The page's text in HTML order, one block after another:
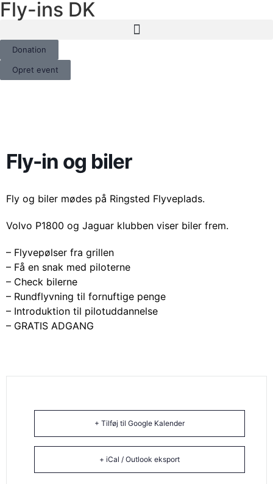
Fly-ins DK
Donation
Opret event
Fly-in og biler
Fly og biler mødes på Ringsted Flyveplads.
Volvo P1800 og Jaguar klubben viser biler frem.
– Flyvepølser fra grillen
– Få en snak med piloterne
– Check bilerne
– Rundflyvning til fornuftige penge
– Introduktion til pilotuddannelse
– GRATIS ADGANG
+ Tilføj til Google Kalender
+ iCal / Outlook eksport